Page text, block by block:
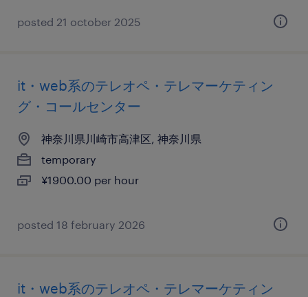
posted 21 october 2025
it・web系のテレオペ・テレマーケティン
グ・コールセンター
神奈川県川崎市高津区, 神奈川県
temporary
¥1900.00 per hour
posted 18 february 2026
it・web系のテレオペ・テレマーケティン